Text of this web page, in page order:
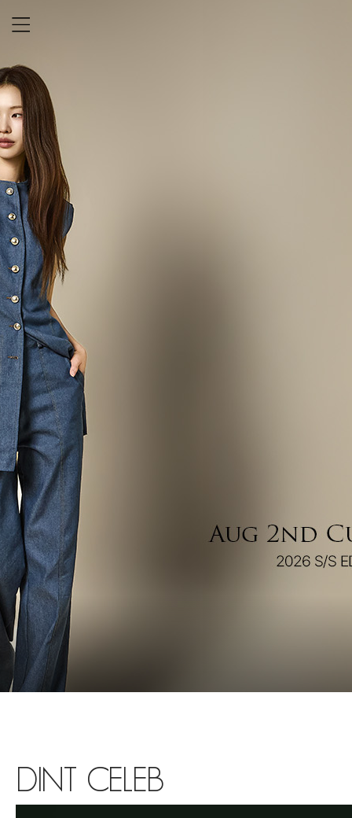
DINT CELEB